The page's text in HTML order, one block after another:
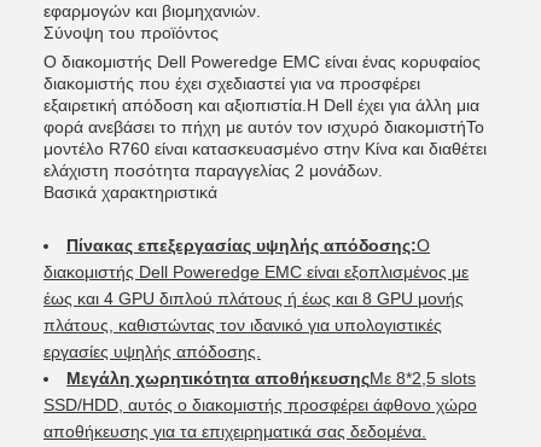
εφαρμογών και βιομηχανιών.
Σύνοψη του προϊόντος
Ο διακομιστής Dell Poweredge EMC είναι ένας κορυφαίος
διακομιστής που έχει σχεδιαστεί για να προσφέρει
εξαιρετική απόδοση και αξιοπιστία.Η Dell έχει για άλλη μια
φορά ανεβάσει το πήχη με αυτόν τον ισχυρό διακομιστήΤο
μοντέλο R760 είναι κατασκευασμένο στην Κίνα και διαθέτει
ελάχιστη ποσότητα παραγγελίας 2 μονάδων.
Βασικά χαρακτηριστικά
Πίνακας επεξεργασίας υψηλής απόδοσης:Ο
διακομιστής Dell Poweredge EMC είναι εξοπλισμένος με
έως και 4 GPU διπλού πλάτους ή έως και 8 GPU μονής
πλάτους, καθιστώντας τον ιδανικό για υπολογιστικές
εργασίες υψηλής απόδοσης.
Μεγάλη χωρητικότητα αποθήκευσηςΜε 8*2,5 slots
SSD/HDD, αυτός ο διακομιστής προσφέρει άφθονο χώρο
αποθήκευσης για τα επιχειρηματικά σας δεδομένα.